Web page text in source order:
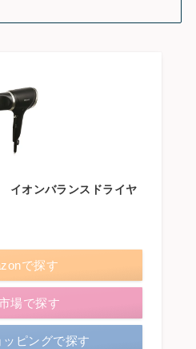
オンバランスドライヤ
で探す
場で探す
ッピングで探す